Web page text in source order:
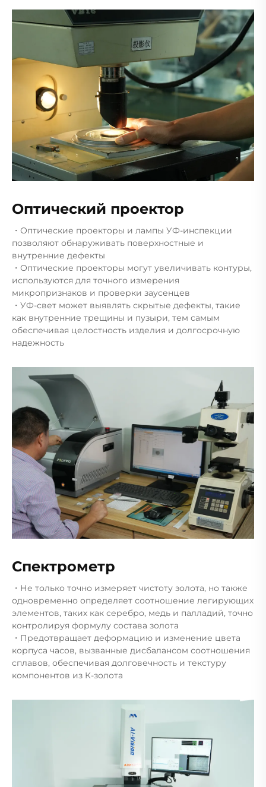
Оптический проектор
・Оптические проекторы и лампы УФ-инспекции
позволяют обнаруживать поверхностные и
внутренние дефекты
・Оптические проекторы могут увеличивать контуры,
используются для точного измерения
микропризнаков и проверки заусенцев
・УФ-свет может выявлять скрытые дефекты, такие
как внутренние трещины и пузыри, тем самым
обеспечивая целостность изделия и долгосрочную
надежность
Спектрометр
・Не только точно измеряет чистоту золота, но также
одновременно определяет соотношение легирующих
элементов, таких как серебро, медь и палладий, точно
контролируя формулу состава золота
・Предотвращает деформацию и изменение цвета
корпуса часов, вызванные дисбалансом соотношения
сплавов, обеспечивая долговечность и текстуру
компонентов из К-золота